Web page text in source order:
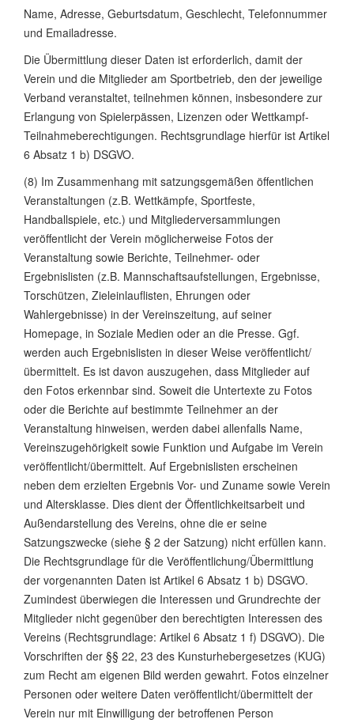
Name, Adresse, Geburtsdatum, Geschlecht, Telefonnummer
und Emailadresse.
Die Übermittlung dieser Daten ist erforderlich, damit der
Verein und die Mitglieder am Sportbetrieb, den der jeweilige
Verband veranstaltet, teilnehmen können, insbesondere zur
Erlangung von Spielerpässen, Lizenzen oder Wettkampf-
Teilnahmeberechtigungen. Rechtsgrundlage hierfür ist Artikel
6 Absatz 1 b) DSGVO.
(8) Im Zusammenhang mit satzungsgemäßen öffentlichen
Veranstaltungen (z.B. Wettkämpfe, Sportfeste,
Handballspiele, etc.) und Mitgliederversammlungen
veröffentlicht der Verein möglicherweise Fotos der
Veranstaltung sowie Berichte, Teilnehmer- oder
Ergebnislisten (z.B. Mannschaftsaufstellungen, Ergebnisse,
Torschützen, Zieleinlauflisten, Ehrungen oder
Wahlergebnisse) in der Vereinszeitung, auf seiner
Homepage, in Soziale Medien oder an die Presse. Ggf.
werden auch Ergebnislisten in dieser Weise veröffentlicht/
übermittelt. Es ist davon auszugehen, dass Mitglieder auf
den Fotos erkennbar sind. Soweit die Untertexte zu Fotos
oder die Berichte auf bestimmte Teilnehmer an der
Veranstaltung hinweisen, werden dabei allenfalls Name,
Vereinszugehörigkeit sowie Funktion und Aufgabe im Verein
veröffentlicht/übermittelt. Auf Ergebnislisten erscheinen
neben dem erzielten Ergebnis Vor- und Zuname sowie Verein
und Altersklasse. Dies dient der Öffentlichkeitsarbeit und
Außendarstellung des Vereins, ohne die er seine
Satzungszwecke (siehe § 2 der Satzung) nicht erfüllen kann.
Die Rechtsgrundlage für die Veröffentlichung/Übermittlung
der vorgenannten Daten ist Artikel 6 Absatz 1 b) DSGVO.
Zumindest überwiegen die Interessen und Grundrechte der
Mitglieder nicht gegenüber den berechtigten Interessen des
Vereins (Rechtsgrundlage: Artikel 6 Absatz 1 f) DSGVO). Die
Vorschriften der §§ 22, 23 des Kunsturhebergesetzes (KUG)
zum Recht am eigenen Bild werden gewahrt. Fotos einzelner
Personen oder weitere Daten veröffentlicht/übermittelt der
Verein nur mit Einwilligung der betroffenen Person